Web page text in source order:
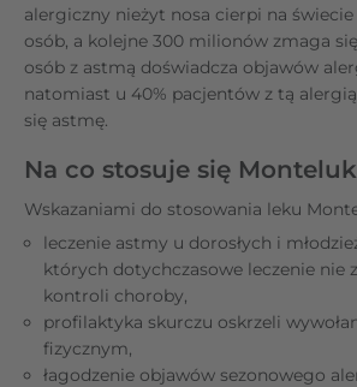
alergiczny nieżyt nosa cierpi na
osób, a kolejne 300 milionów zmaga
osób z astmą doświadcza objawów
natomiast u 40% pacjentów z tą
się astmę.
Na co stosuje się
Wskazaniami do stosowania leku
leczenie astmy u dorosłych i
których dotychczasowe leczenie nie
kontroli choroby,
profilaktyka skurczu oskrzeli
fizycznym,
łagodzenie objawów sezonowego